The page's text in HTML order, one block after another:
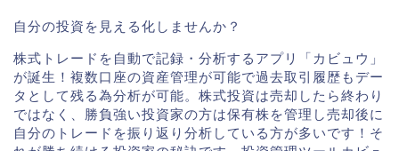
自分の投資を見える化しませんか？
株式トレードを自動で記録・分析するアプリ「カビュウ」
が誕生！複数口座の資産管理が可能で過去取引履歴もデー
タとして残る為分析が可能。株式投資は売却したら終わり
ではなく、勝負強い投資家の方は保有株を管理し売却後に
自分のトレードを振り返り分析している方が多いです！そ